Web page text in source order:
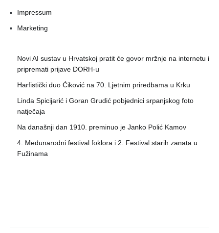
Impressum
Marketing
Novi AI sustav u Hrvatskoj pratit će govor mržnje na internetu i
pripremati prijave DORH-u
Harfistički duo Ćiković na 70. Ljetnim priredbama u Krku
Linda Spicijarić i Goran Grudić pobjednici srpanjskog foto
natječaja
Na današnji dan 1910. preminuo je Janko Polić Kamov
4. Međunarodni festival foklora i 2. Festival starih zanata u
Fužinama